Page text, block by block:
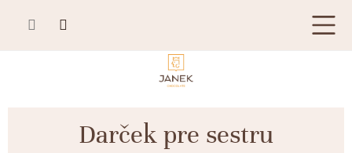
Plnená čokoláda
BONBONIÉRY, PRALINKY A HĽUZOVKY
Darček pre sestru